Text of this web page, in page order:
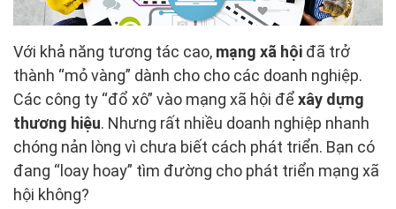
Với khả năng tương tác cao, mạng xã hội đã trở
thành “mỏ vàng” dành cho cho các doanh nghiệp.
Các công ty “đổ xô” vào mạng xã hội đểxây dựng
thương hiệu. Nhưng rất nhiều doanh nghiệp nhanh
chóng nản lòng vì chưa biết cách phát triển. Bạn có
đang “loay hoay” tìm đường cho phát triển mạng xã
hội không?